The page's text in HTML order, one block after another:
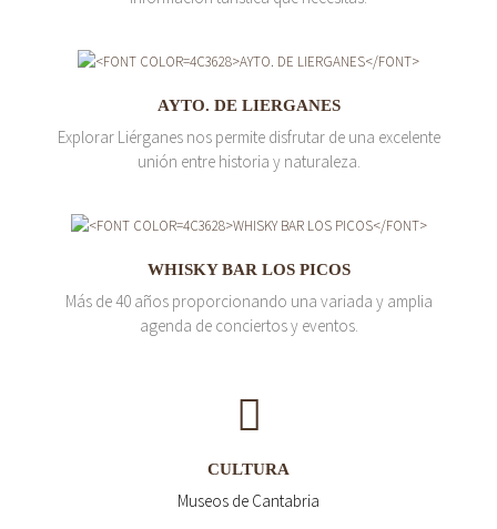
AYTO. DE LIERGANES
Explorar Liérganes nos permite disfrutar de una excelente
unión entre historia y naturaleza.
WHISKY BAR LOS PICOS
Más de 40 años proporcionando una variada y amplia
agenda de conciertos y eventos.
CULTURA
Museos de Cantabria